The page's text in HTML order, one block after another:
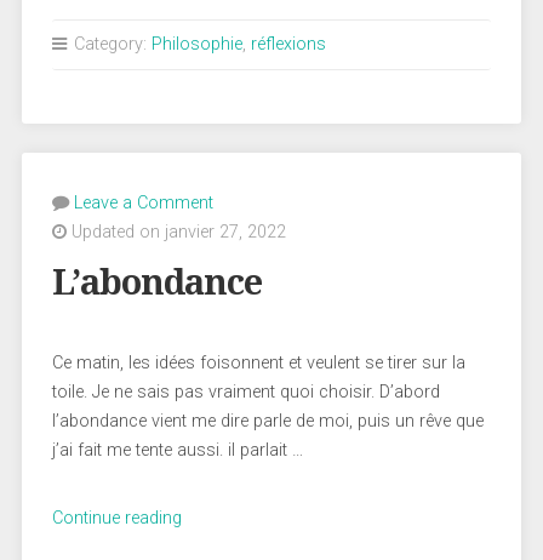
vertiges… »
Category: Philosophie, réflexions
Leave a Comment
Updated on janvier 27, 2022
L’abondance
Ce matin, les idées foisonnent et veulent se tirer sur la
toile. Je ne sais pas vraiment quoi choisir. D’abord
l’abondance vient me dire parle de moi, puis un rêve que
j’ai fait me tente aussi. il parlait …
Continue reading« L’abondance »